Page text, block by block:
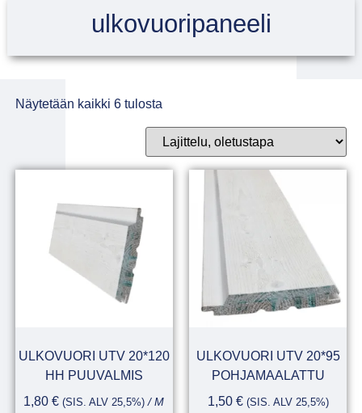
ulkovuoripaneeli
Näytetään kaikki 6 tulosta
ULKOVUORI UTV 20*120
HH PUUVALMIS
1,80€ (SIS. ALV 25,5%) / M
ULKOVUORI UTV 20*95
POHJAMAALATTU
1,50 € (SIS. ALV 25,5%)